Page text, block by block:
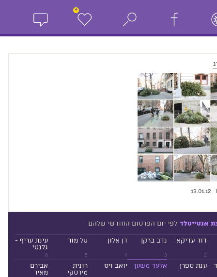
+
13.01.12
אנטייטלד לפי יום הפרסום החודשי שלהם
2
דוד עדיקא
3
נדב ברקן
4
דן אלון
5
טל מור
6
עינת עריף -
גלנטי
ענת ספרן אלעד משען יואב ויס
רונית
מירסקי
אבירם
מאיר